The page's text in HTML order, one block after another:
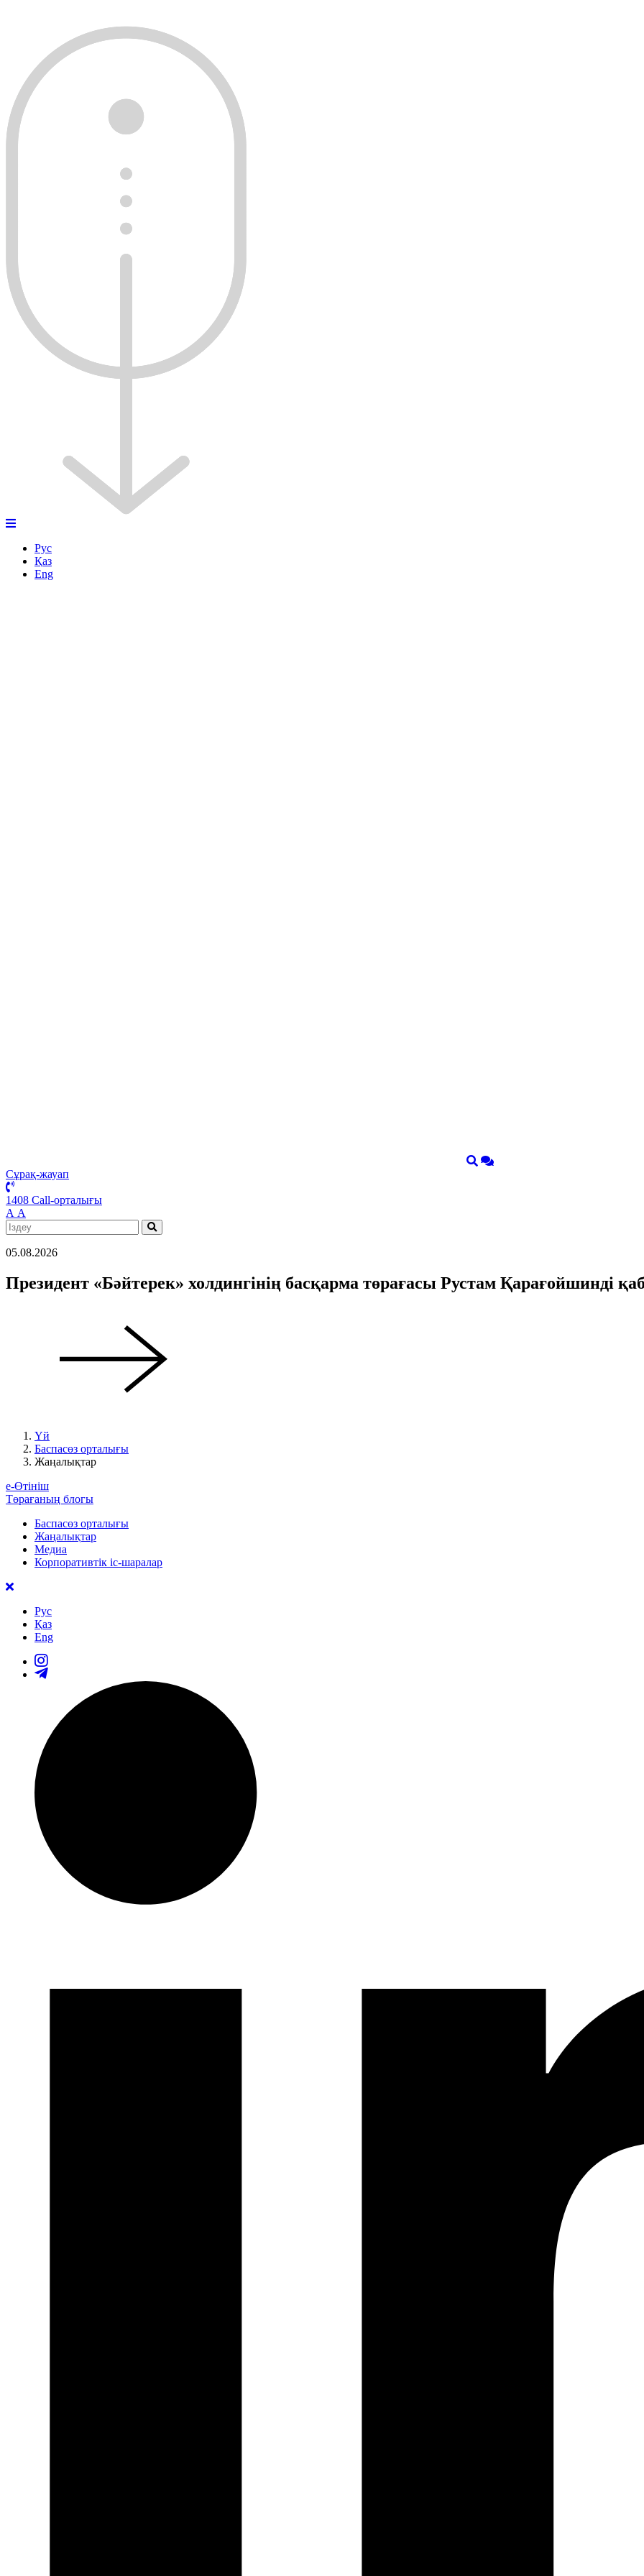
Рус
Қаз
Eng
Сұрақ-жауап
1408 Call-орталығы
А А
05.08.2026
Президент «Бәйтерек» холдингінің басқарма төрағасы Рустам Қарағойшинді
Үй
Баспасөз орталығы
Жаңалықтар
е-Өтініш
Төрағаның блогы
Баспасөз орталығы
Жаңалықтар
Медиа
Корпоративтік іс-шаралар
Рус
Қаз
Eng